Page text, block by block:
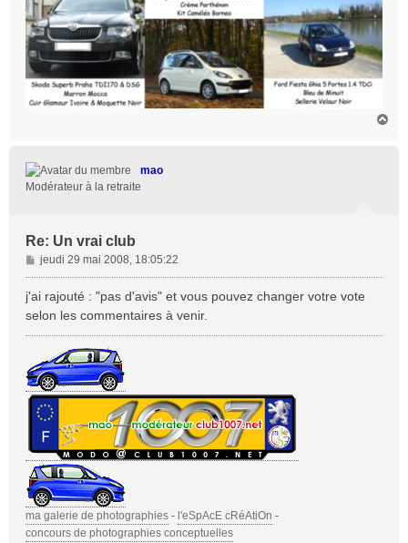
mao
Modérateur à la retraite
Re: Un vrai club
M
e
s
s
jeudi 29 mai 2008, 18:05:22
j'ai rajouté : "pas d'avis" et vous pouvez changer votre vote
selon les commentaires à venir.
ma galerie de photographies - l'eSpAcE cRéAtiOn -
concours de photographies conceptuelles